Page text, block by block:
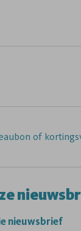
of
nieuwsbrief